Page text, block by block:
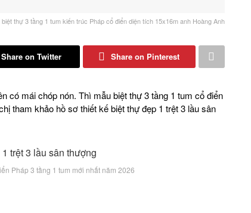
biệt thự 3 tầng 1 tum kiến trúc Pháp cổ điển diện tích 15x16m anh Hoàng Anh
Share on Twitter Share on Pinterest
có mái chóp nón. Thì mẫu biệt thự 3 tầng 1 tum cổ điển
tham khảo hồ sơ thiết kế biệt thự đẹp 1 trệt 3 lầu sân
Pháp 3 tầng 1 tum mới nhất năm 2026